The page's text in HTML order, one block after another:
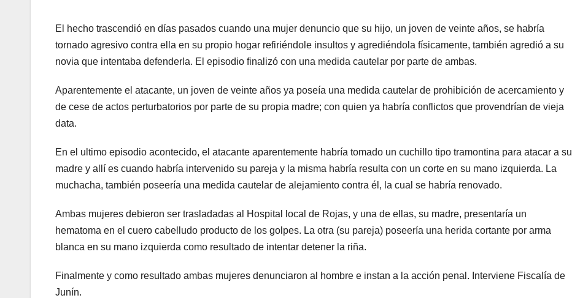
El hecho trascendió en días pasados cuando una mujer denuncio que su hijo, un joven de veinte años, se habría
tornado agresivo contra ella en su propio hogar refiriéndole insultos y agrediéndola físicamente, también agredió a su
novia que intentaba defenderla. El episodio finalizó con una medida cautelar por parte de ambas.
Aparentemente el atacante, un joven de veinte años ya poseía una medida cautelar de prohibición de acercamiento y
de cese de actos perturbatorios por parte de su propia madre; con quien ya habría conflictos que provendrían de vieja
data.
En el ultimo episodio acontecido, el atacante aparentemente habría tomado un cuchillo tipo tramontina para atacar a su
madre y allí es cuando habría intervenido su pareja y la misma habría resulta con un corte en su mano izquierda. La
muchacha, también poseería una medida cautelar de alejamiento contra él, la cual se habría renovado.
Ambas mujeres debieron ser trasladadas al Hospital local de Rojas, y una de ellas, su madre, presentaría un
hematoma en el cuero cabelludo producto de los golpes. La otra (su pareja) poseería una herida cortante por arma
blanca en su mano izquierda como resultado de intentar detener la riña.
Finalmente y como resultado ambas mujeres denunciaron al hombre e instan a la acción penal. Interviene Fiscalía de
Junín.